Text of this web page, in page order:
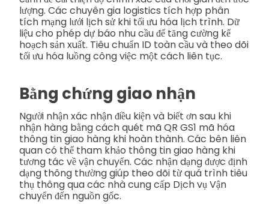
lượng. Các chuyên gia logistics tích hợp phân
tích mạng lưới lịch sử khi tối ưu hóa lịch trình. Dữ
liệu cho phép dự báo nhu cầu để tăng cường kế
hoạch sản xuất. Tiêu chuẩn ID toàn cầu và theo dõi
tối ưu hóa luồng công việc một cách liên tục.
Bằng chứng giao nhận
Người nhận xác nhận điều kiện và biết ơn sau khi
nhận hàng bằng cách quét mã QR GS1 mã hóa
thông tin giao hàng khi hoàn thành. Các bên liên
quan có thể tham khảo thông tin giao hàng khi
tương tác về vận chuyển. Các nhận dạng được định
dạng thông thường giúp theo dõi từ quá trình tiêu
thụ thông qua các nhà cung cấp Dịch vụ Vận
chuyển đến nguồn gốc.